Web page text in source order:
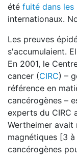
été fuité dans les
internationaux.
Les preuves
s'accumulaient.
En 2001, le
cancer (CIRC) –
référence en
cancérogènes –
experts du CIRC
Wertheimer avait
magnétiques [3
cancérogènes